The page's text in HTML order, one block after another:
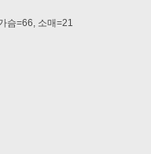
슴=66, 소매=21